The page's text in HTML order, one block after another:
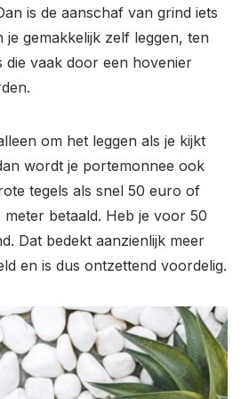
is de aanschaf van grind iets
gemakkelijk zelf leggen, ten
die vaak door een hovenier
om het leggen als je kijkt
wordt je portemonnee ook
tegels als snel 50 euro of
betaald. Heb je voor 50
Dat bedekt aanzienlijk meer
en is dus ontzettend voordelig.